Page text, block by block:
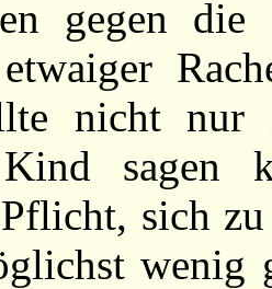
gegen
nicht nur
sagen
sich
wenig